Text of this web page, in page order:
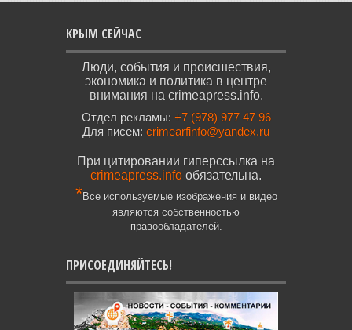
КРЫМ СЕЙЧАС
Люди, события и происшествия,
экономика и политика в центре
внимания на crimeapress.info.
Отдел рекламы: +7 (978) 977 47 96
Для писем: crimearfinfo@yandex.ru
При цитировании гиперссылка на
crimeapress.info обязательна.
*Все используемые изображения и видео
являются собственностью
правообладателей.
ПРИСОЕДИНЯЙТЕСЬ!